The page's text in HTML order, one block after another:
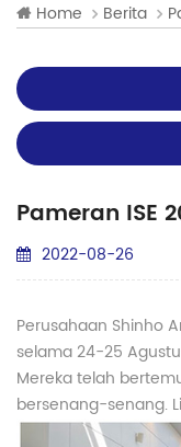
Home Berita
Pameran ISE
2022-08-26
Perusahaan Shinho
selama 24-25
Mereka telah
bersenang-senang.